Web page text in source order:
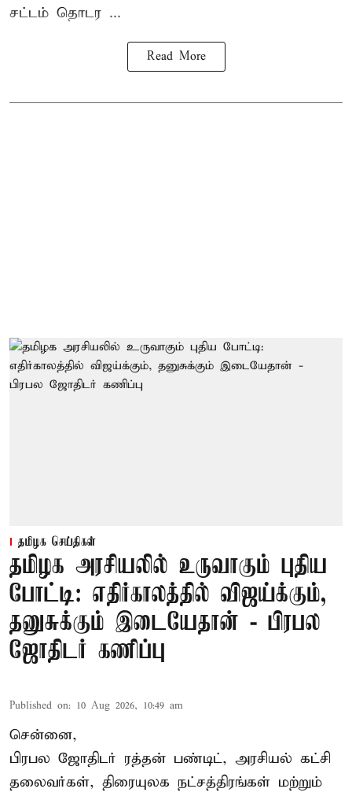
சட்டம் தொடர ...
Read More
தமிழக செய்திகள்
தமிழக அரசியலில் உருவாகும் புதிய
போட்டி: எதிர்காலத்தில் விஜய்க்கும்,
தனுசுக்கும் இடையேதான் - பிரபல
ஜோதிடர் கணிப்பு
Published on: 10 Aug 2026, 10:49 am
சென்னை,
பிரபல ஜோதிடர் ரத்தன் பண்டிட், அரசியல் கட்சி
தலைவர்கள், திரையுலக நட்சத்திரங்கள் மற்றும்